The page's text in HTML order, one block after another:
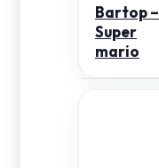
Bartop –
Super
mario